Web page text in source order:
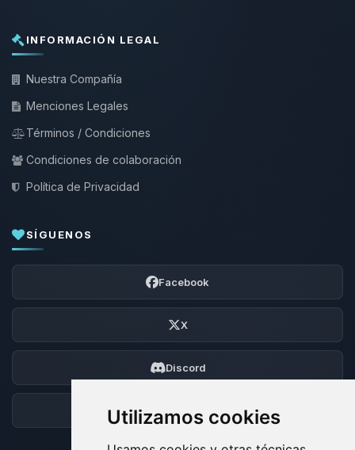
Utilizamos cookies
INFORMACIÓN LEGAL
Nuestra Compañía
Menciones Legales
Términos / Condiciones
Condiciones de colaboración
Política de Privacidad
SÍGUENOS
Facebook
X
Discord
Foro